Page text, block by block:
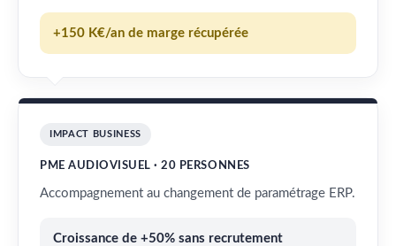
+150 K€/an de marge récupérée
IMPACT BUSINESS
PME AUDIOVISUEL · 20 PERSONNES
Accompagnement au changement de paramétrage ERP.
Croissance de +50% sans recrutement